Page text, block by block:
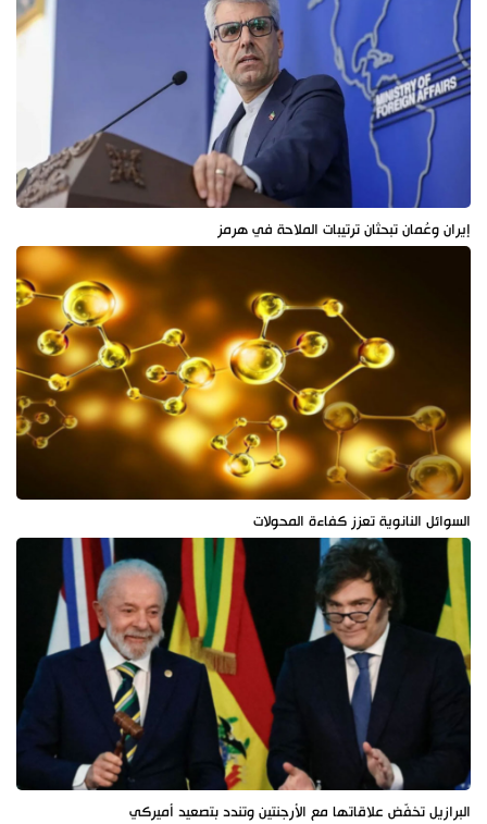
إيران وعُمان تبحثان ترتيبات الملاحة في هرمز
السوائل النانوية تعزز كفاءة المحولات
البرازيل تخفّض علاقاتها مع الأرجنتين وتندد بتصعيد أميركي